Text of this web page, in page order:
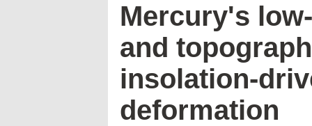
Mercury's
and
insolation-
deformation